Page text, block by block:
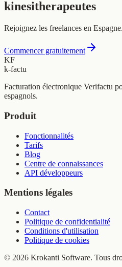
kinesitherapeutes
Rejoignez les freelances en Espagne.
Commencer gratuitement
KF
k-factu
Facturation électronique Verifactu
espagnols.
Produit
Fonctionnalités
Tarifs
Blog
Centre de connaissances
API développeurs
Mentions légales
Contact
Politique de confidentialité
Conditions d'utilisation
Politique de cookies
© 2026 Krokanti Software. Tous